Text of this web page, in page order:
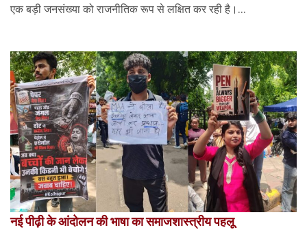
एक बड़ी जनसंख्या को राजनीतिक रूप से लक्षित कर रही है।...
नई पीढ़ी के आंदोलन की भाषा का समाजशास्त्रीय पहलू